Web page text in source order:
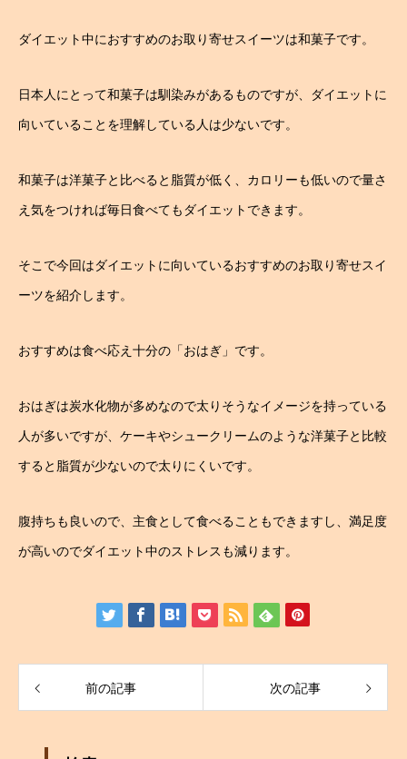
ダイエット中におすすめのお取り寄せスイーツは和菓子です。
日本人にとって和菓子は馴染みがあるものですが、ダイエットに
向いていることを理解している人は少ないです。
和菓子は洋菓子と比べると脂質が低く、カロリーも低いので量さ
え気をつければ毎日食べてもダイエットできます。
そこで今回はダイエットに向いているおすすめのお取り寄せスイ
ーツを紹介します。
おすすめは食べ応え十分の「おはぎ」です。
おはぎは炭水化物が多めなので太りそうなイメージを持っている
人が多いですが、ケーキやシュークリームのような洋菓子と比較
すると脂質が少ないので太りにくいです。
腹持ちも良いので、主食として食べることもできますし、満足度
が高いのでダイエット中のストレスも減ります。
前の記事 次の記事